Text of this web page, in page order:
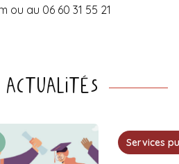
ou au 06 60 31 55 21
actualités
Services